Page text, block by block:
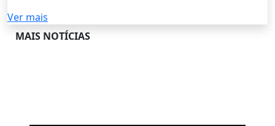
Ver mais
MAIS NOTÍCIAS